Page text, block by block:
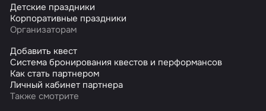
Детские праздники
Корпоративные праздники
Организаторам
Добавить квест
Система бронирования квестов и перформансов
Как стать партнером
Личный кабинет партнера
Также смотрите